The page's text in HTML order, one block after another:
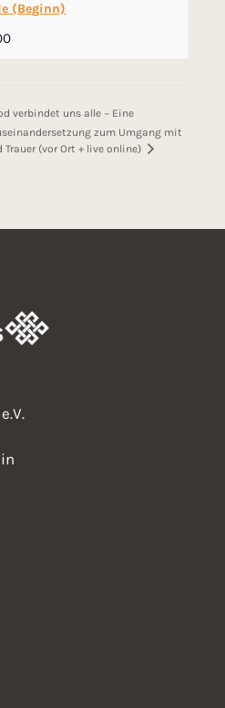
(Beginn)
verbindet uns alle − Eine
zum Umgang mit
Trauer (vor Ort + live online)